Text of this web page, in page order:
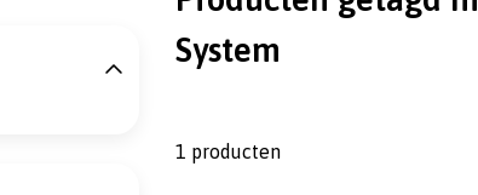
System
1 producten